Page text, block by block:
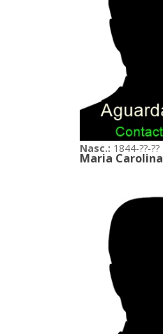
Nasc.: 1844-??-??
Maria Carolina